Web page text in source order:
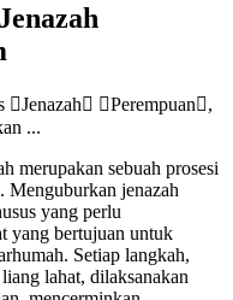
merupakan sebuah prosesi
Menguburkan jenazah
yang perlu
yang bertujuan untuk
Setiap langkah,
lahat, dilaksanakan